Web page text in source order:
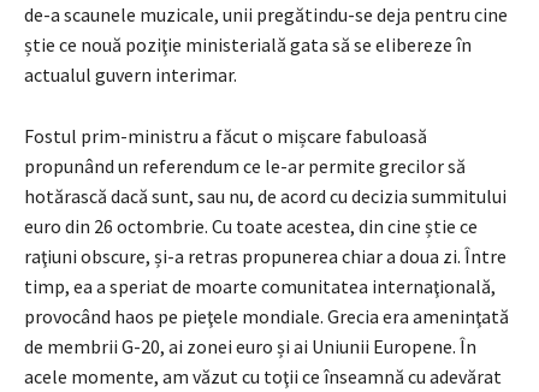
de-a scaunele muzicale, unii pregătindu-se deja pentru cine
știe ce nouă poziţie ministerială gata să se elibereze în
actualul guvern interimar.
Fostul prim-ministru a făcut o mișcare fabuloasă
propunând un referendum ce le-ar permite grecilor să
hotărască dacă sunt, sau nu, de acord cu decizia summitului
euro din 26 octombrie. Cu toate acestea, din cine știe ce
raţiuni obscure, și-a retras propunerea chiar a doua zi. Între
timp, ea a speriat de moarte comunitatea internaţională,
provocând haos pe pieţele mondiale. Grecia era ameninţată
de membrii G-20, ai zonei euro și ai Uniunii Europene. În
acele momente, am văzut cu toţii ce înseamnă cu adevărat